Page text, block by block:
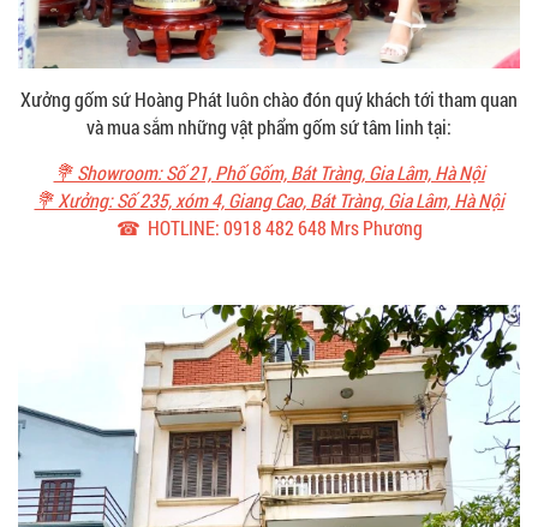
Xưởng gốm sứ Hoàng Phát luôn chào đón quý khách tới tham quan
và mua sắm những vật phẩm gốm sứ tâm linh tại:
💐 Showroom: Số 21, Phố Gốm, Bát Tràng, Gia Lâm, Hà Nội
💐 Xưởng: Số 235, xóm 4, Giang Cao, Bát Tràng, Gia Lâm, Hà Nội
☎ HOTLINE: 0918 482 648 Mrs Phương